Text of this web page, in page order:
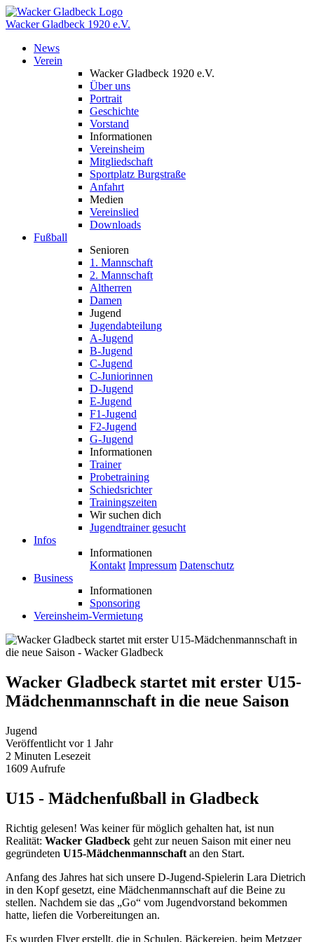
Wacker Gladbeck 1920 e.V.
News
Verein
Wacker Gladbeck 1920 e.V.
Über uns
Portrait
Geschichte
Vorstand
Informationen
Vereinsheim
Mitgliedschaft
Sportplatz Burgstraße
Anfahrt
Medien
Vereinslied
Downloads
Fußball
Senioren
1. Mannschaft
2. Mannschaft
Altherren
Damen
Jugend
Jugendabteilung
A-Jugend
B-Jugend
C-Jugend
C-Juniorinnen
D-Jugend
E-Jugend
F1-Jugend
F2-Jugend
G-Jugend
Informationen
Trainer
Probetraining
Schiedsrichter
Trainingszeiten
Wir suchen dich
Jugendtrainer gesucht
Infos
Informationen
Kontakt Impressum Datenschutz
Business
Informationen
Sponsoring
Vereinsheim-Vermietung
Wacker Gladbeck startet mit erster U15-
Mädchenmannschaft in die neue Saison
Jugend
Veröffentlicht vor 1 Jahr
2 Minuten Lesezeit
1609 Aufrufe
U15 - Mädchenfußball in Gladbeck
Richtig gelesen! Was keiner für möglich gehalten hat, ist nun
Realität: Wacker Gladbeck geht zur neuen Saison mit einer neu
gegründeten U15-Mädchenmannschaft an den Start.
Anfang des Jahres hat sich unsere D-Jugend-Spielerin Lara Dietrich
in den Kopf gesetzt, eine Mädchenmannschaft auf die Beine zu
stellen. Nachdem sie das „Go“ vom Jugendvorstand bekommen
hatte, liefen die Vorbereitungen an.
Es wurden Flyer erstellt, die in Schulen, Bäckereien, beim Metzger